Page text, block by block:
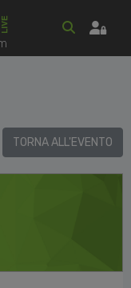
TORNA ALL'EVENTO